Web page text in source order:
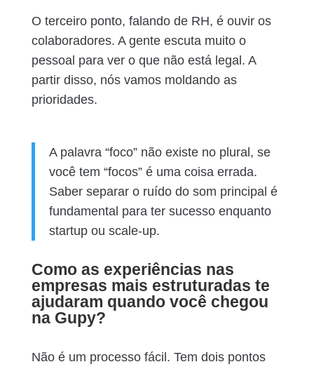
O terceiro ponto, falando de RH, é ouvir os
colaboradores. A gente escuta muito o
pessoal para ver o que não está legal. A
partir disso, nós vamos moldando as
prioridades.
A palavra “foco” não existe no plural, se
você tem “focos” é uma coisa errada.
Saber separar o ruído do som principal é
fundamental para ter sucesso enquanto
startup ou scale-up.
Como as experiências nas
empresas mais estruturadas te
ajudaram quando você chegou
na Gupy?
Não é um processo fácil. Tem dois pontos